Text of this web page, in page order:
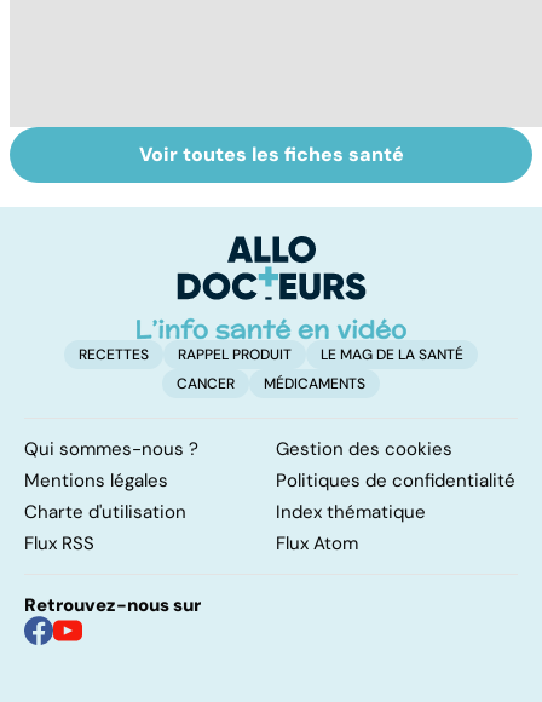
Faire du sport à
domicile, c'est
Don de gamètes :
le pour et le
levée de
l'anonymat
Voir toutes les fiches santé
RECETTES RAPPEL PRODUIT
LE MAG DE LA SANTÉ
CANCER
MÉDICAMENTS
Qui sommes-nous ?
Gestion des cookies
Mentions légales
Politiques de confidentialité
Charte d'utilisation
Index thématique
Flux RSS
Flux Atom
Retrouvez-nous sur